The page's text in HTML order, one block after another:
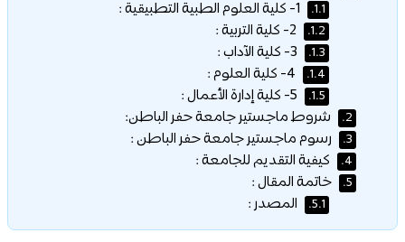
1.1.
1.2.
1.3.
1.4.
1.5.
2. شروط ماجستير جامعة حفر الباطن:
3. رسوم ماجستير جامعة حفر الباطن :
4. كيفية التقديم للجامعة :
5. خاتمة المقال :
5.1. المصدر :